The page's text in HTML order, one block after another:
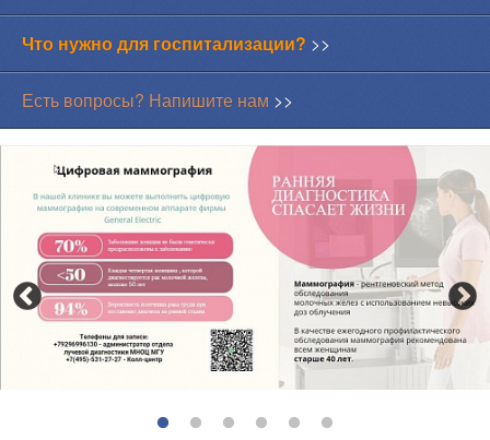
Что нужно для госпитализации? >>
Есть вопросы? Напишите нам >>